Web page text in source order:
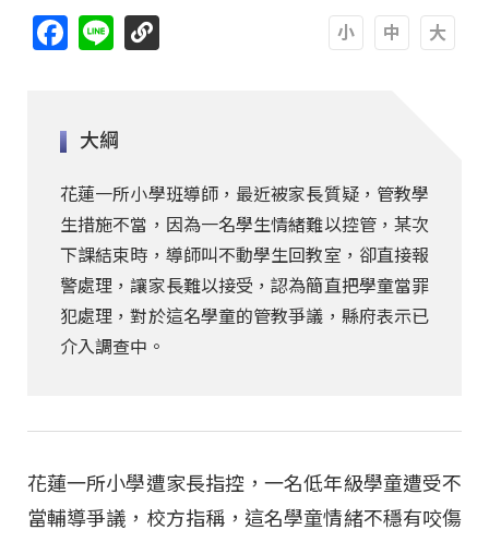
Facebook
Line
大綱
花蓮一所小學班導師，最近被家長質疑，管教學
生措施不當，因為一名學生情緒難以控管，某次
下課結束時，導師叫不動學生回教室，卻直接報
警處理，讓家長難以接受，認為簡直把學童當罪
犯處理，對於這名學童的管教爭議，縣府表示已
介入調查中。
花蓮一所小學遭家長指控，一名低年級學童遭受不
當輔導爭議，校方指稱，這名學童情緒不穩有咬傷